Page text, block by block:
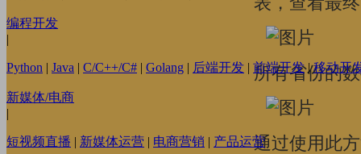
编程开发
|
Python | Java | C/C++/C# | Golang | 后端开发 | 前端开发 | 移动开
新媒体/电商
|
短视频直播 | 新媒体运营 | 电商营销 | 产品运营
所有省份的
通过使用此